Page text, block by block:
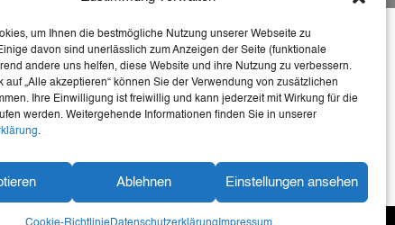
um Ihnen die bestmögliche Nutzung unserer Webseite zu
davon sind unerlässlich zum Anzeigen der Seite (funktionale
andere uns helfen, diese Website und ihre Nutzung zu verbessern.
auf „Alle akzeptieren“ können Sie der Verwendung von zusätzlichen
Ihre Einwilligung ist freiwillig und kann jederzeit mit Wirkung für die
werden. Weitergehende Informationen finden Sie in unserer
.
Ablehnen Einstellungen ansehen
Webseite barrierefrei – für mehr
Geschichte und Kultur für alle.